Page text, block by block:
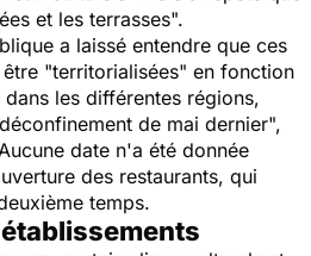
et les terrasses".
a laissé entendre que ces
"territorialisées" en fonction
les différentes régions,
de mai dernier",
date n'a été donnée
des restaurants, qui
temps.